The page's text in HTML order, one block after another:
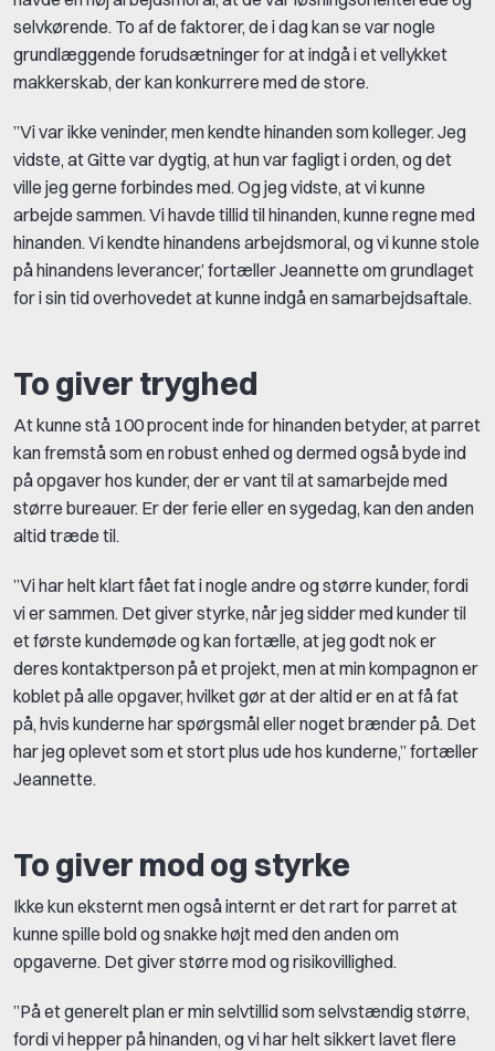
selvkørende. To af de faktorer, de i dag kan se var nogle
grundlæggende forudsætninger for at indgå i et vellykket
makkerskab, der kan konkurrere med de store.
”Vi var ikke veninder, men kendte hinanden som kolleger. Jeg
vidste, at Gitte var dygtig, at hun var fagligt i orden, og det
ville jeg gerne forbindes med. Og jeg vidste, at vi kunne
arbejde sammen. Vi havde tillid til hinanden, kunne regne med
hinanden. Vi kendte hinandens arbejdsmoral, og vi kunne stole
på hinandens leverancer,’ fortæller Jeannette om grundlaget
for i sin tid overhovedet at kunne indgå en samarbejdsaftale.
To giver tryghed
At kunne stå 100 procent inde for hinanden betyder, at parret
kan fremstå som en robust enhed og dermed også byde ind
på opgaver hos kunder, der er vant til at samarbejde med
større bureauer. Er der ferie eller en sygedag, kan den anden
altid træde til.
”Vi har helt klart fået fat i nogle andre og større kunder, fordi
vi er sammen. Det giver styrke, når jeg sidder med kunder til
et første kundemøde og kan fortælle, at jeg godt nok er
deres kontaktperson på et projekt, men at min kompagnon er
koblet på alle opgaver, hvilket gør at der altid er en at få fat
på, hvis kunderne har spørgsmål eller noget brænder på. Det
har jeg oplevet som et stort plus ude hos kunderne,” fortæller
Jeannette.
To giver mod og styrke
Ikke kun eksternt men også internt er det rart for parret at
kunne spille bold og snakke højt med den anden om
opgaverne. Det giver større mod og risikovillighed.
”På et generelt plan er min selvtillid som selvstændig større,
fordi vi hepper på hinanden, og vi har helt sikkert lavet flere